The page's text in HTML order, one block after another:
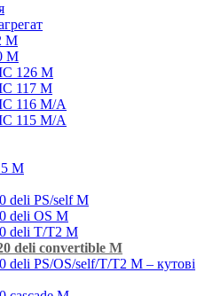
M
M
126 M
117 M
116 M/A
115 M/A
M
deli PS/self M
deli OS M
deli T/T2 M
deli convertible M
deli PS/OS/self/T/T2 M – кутові